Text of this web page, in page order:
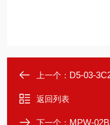
上一个： D5-03-
返回列表
下一个： MPW-